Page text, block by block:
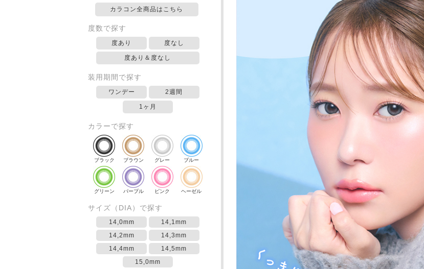
カラコン全商品はこちら
度数で探す
度あり 度なし
度あり＆度なし
装用期間で探す
ワンデー 2週間
1ヶ月
カラーで探す
ブラック ブラウン グレー ブルー
グリーン パープル ピンク ヘーゼル
サイズ（DIA）で探す
14,0mm
14,1mm
14,2mm
14,3mm
14,4mm
14,5mm
15,0mm